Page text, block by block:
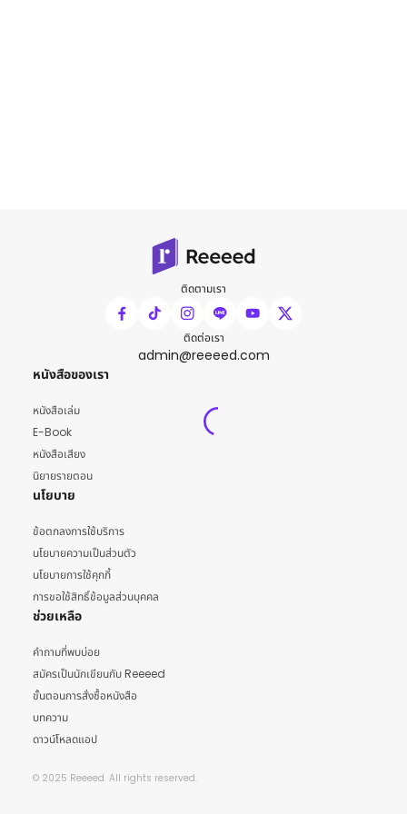
ติดตามเรา
ติดต่อเรา
admin@reeeed.com
หนังสือของเรา
หนังสือเล่ม
E-Book
หนังสือเสียง
นิยายรายตอน
นโยบาย
ข้อตกลงการใช้บริการ
นโยบายความเป็นส่วนตัว
นโยบายการใช้คุกกี้
การขอใช้สิทธิ์ข้อมูลส่วนบุคคล
ช่วยเหลือ
คำถามที่พบบ่อย
สมัครเป็นนักเขียนกับ Reeeed
ขั้นตอนการสั่งซื้อหนังสือ
บทความ
ดาวน์โหลดแอป
© 2025 Reeeed. All rights reserved.